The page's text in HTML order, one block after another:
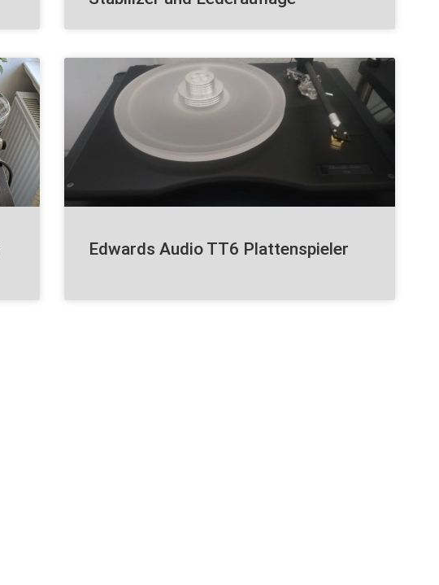
Edwards Audio TT6 Plattenspieler